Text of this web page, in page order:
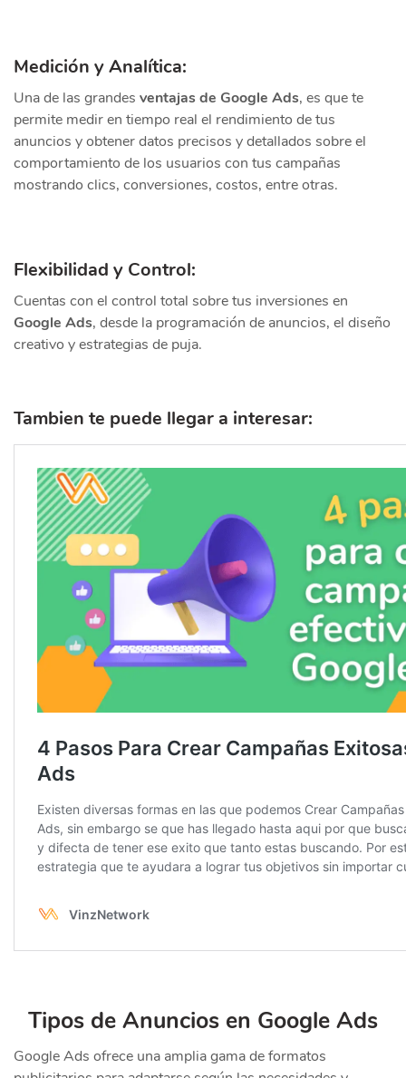
Medición y Analítica:
Una de las grandes ventajas de Google Ads, es que te
permite medir en tiempo real el rendimiento de tus
anuncios y obtener datos precisos y detallados sobre el
comportamiento de los usuarios con tus campañas
mostrando clics, conversiones, costos, entre otras.
Flexibilidad y Control:
Cuentas con el control total sobre tus inversiones en
Google Ads, desde la programación de anuncios, el diseño
creativo y estrategias de puja.
Tambien te puede llegar a interesar:
Tipos de Anuncios en Google Ads
Google Ads ofrece una amplia gama de formatos